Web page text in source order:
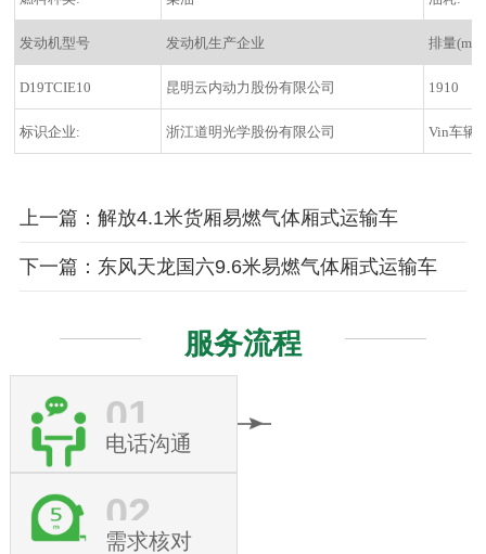
发动机型号 发动机生产企业 排量(ml)
D19TCIE10 昆明云内动力股份有限公司 1910
标识企业: 浙江道明光学股份有限公司 Vin车辆
上一篇：解放4.1米货厢易燃气体厢式运输车
下一篇：东风天龙国六9.6米易燃气体厢式运输车
服务流程
01
电话沟通
02
需求核对